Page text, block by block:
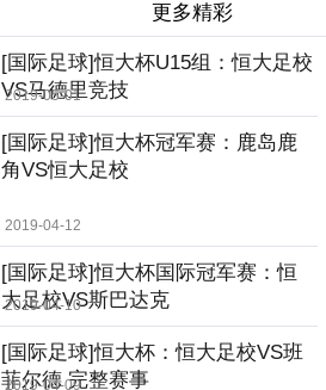
更多精彩
[国际足球]恒大杯U15组：恒大足校
VS马德里竞技
2019-05-01
[国际足球]恒大杯冠军赛：鹿岛鹿
角VS恒大足校
2019-04-12
[国际足球]恒大杯国际冠军赛：恒
大足校VS斯巴达克
2019-04-10
[国际足球]恒大杯：恒大足校VS班
菲尔德 完整赛事
2019-04-09